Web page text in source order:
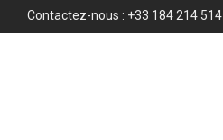
Contactez-nous : +33 184 214 514